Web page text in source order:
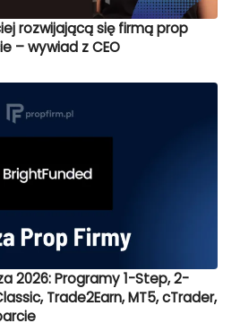
rozwijającą się firmą prop
– wywiad z CEO
2026: Programy 1-Step, 2-
Trade2Earn, MT5, cTrader,